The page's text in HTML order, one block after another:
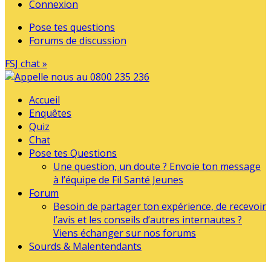
Connexion
Pose tes questions
Forums de discussion
FSJ chat »
Accueil
Enquêtes
Quiz
Chat
Pose tes Questions
Une question, un doute ? Envoie ton message
à l’équipe de Fil Santé Jeunes
Forum
Besoin de partager ton expérience, de recevoir
l’avis et les conseils d’autres internautes ?
Viens échanger sur nos forums
Sourds & Malentendants